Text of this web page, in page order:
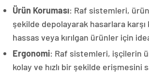
Ürün Koruması: Raf sistemleri,
şekilde depolayarak hasarlara karşı
hassas veya kırılgan ürünler için
Ergonomi: Raf sistemleri, işçilerin
kolay ve hızlı bir şekilde erişmesini